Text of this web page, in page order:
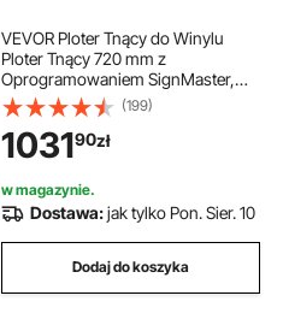
VEVOR Ploter Tnący do Winylu
Ploter Tnący 720 mm z
Oprogramowaniem SignMaster,
Precyzyjna Maszyna do Cięcia
Winylu Panel Cyfrowy LED Interfejs
USB i COM Pięć Rolek do Kreślenia
Cięcia
(199)
103190zł
w magazynie.
Dostawa:jak tylko Pon. Sier. 10
Dodaj do koszyka